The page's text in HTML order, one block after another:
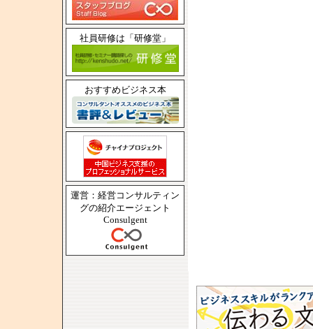
社員研修は「研修堂」
おすすめビジネス本
運営：経営コンサルティン
グの紹介エージェント
Consulgent